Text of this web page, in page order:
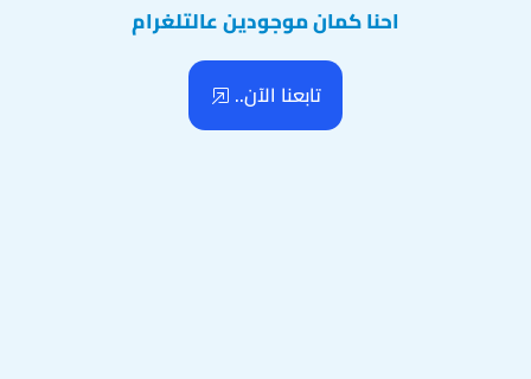
احنا كمان موجودين عالتلغرام
تابعنا الآن..